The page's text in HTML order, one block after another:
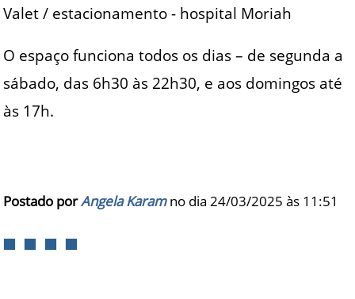
Valet / estacionamento - hospital Moriah
O espaço funciona todos os dias – de segunda a
sábado, das 6h30 às 22h30, e aos domingos até
às 17h.
Postado porAngela Karamno dia 24/03/2025 às 11:51